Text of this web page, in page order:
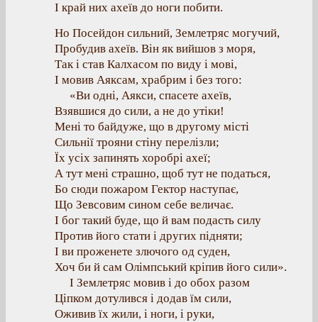
І край них ахеїв до ноги побити.
Но Посейдон сильний, Землетряс могучий,
Пробудив ахеїв. Він як вийшов з моря,
Так і став Калхасом по виду і мові,
І мовив Аяксам, храбрим і без того:
«Ви одні, Аякси, спасете ахеїв,
Взявшися до сили, а не до утіки!
Мені то байдуже, що в другому місті
Сильнії трояни стіну перелізли;
Їх усіх запинять хоробрі ахеї;
А тут мені страшно, щоб тут не податься,
Бо сюди пожаром Гектор наступає,
Що Зевсовим сином себе величає.
І бог такий буде, що й вам подасть силу
Против його стати і других підняти;
І ви проженете злючого од суден,
Хоч би й сам Олімпський кріпив його сили».
І Землетряс мовив і до обох разом
Ціпком дотулився і додав їм сили,
Оживив їх жили, і ноги, і руки,